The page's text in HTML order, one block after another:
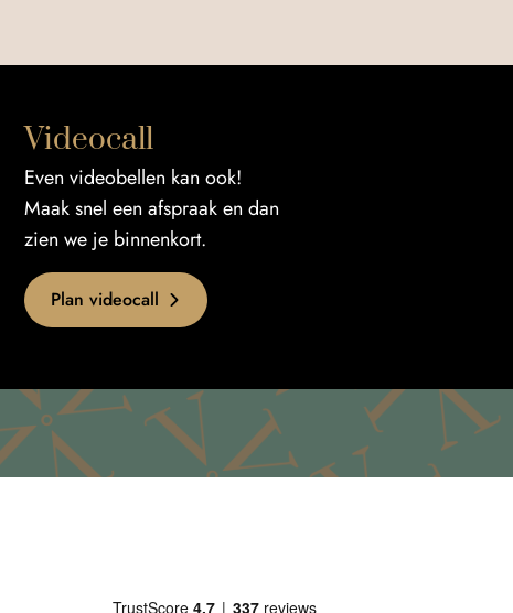
Videocall
Even videobellen kan ook!
Maak snel een afspraak en dan
zien we je binnenkort.
Plan videocall